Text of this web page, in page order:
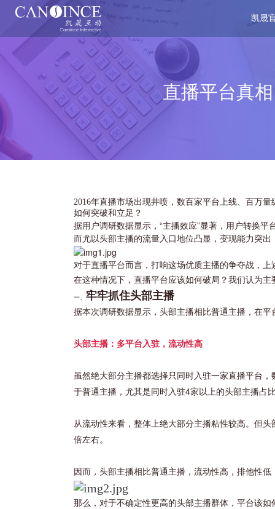
凯晟
直播平台真
2016年直播市场出现井喷，数百家平台上线、百万
如何突破和立足？
据用户调研数据显示，“主播效应”显著，用户转换
而尤以头部主播的流量入口地位凸显，变现能力突
对于直播平台而言，打响这场优质主播的争夺战，
在这种情况下，直播平台应该如何破局？我们认为
一、 牢牢抓住头部主播
据本次调研数据显示，头部主播相比普通主播，在
头部主播：多平台入驻，流动性高
虽然绝大部分主播都选择只同时入驻一家直播平台
于普通主播，尤其是同时入驻4家以上的头部主播占
从流动性来看，整体上绝大部分主播粘性较高。但
倍左右。
因而，头部主播相比普通主播，流动性高，排他性低
那么，对于不确定性更高的头部主播群体，平台该如